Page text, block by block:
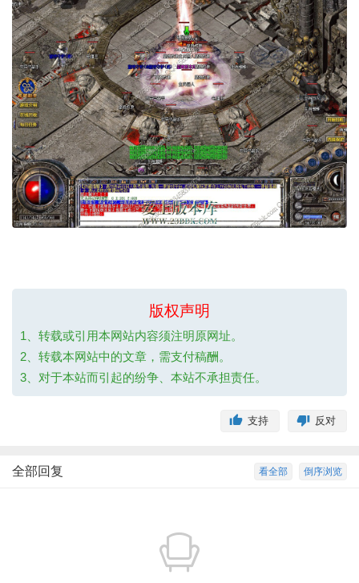
版权声明
1、转载或引用本网站内容须注明原网址。
2、转载本网站中的文章，需支付稿酬。
3、对于本站而引起的纷争、本站不承担责任。
反对
支持
倒序浏览
看全部
全部回复